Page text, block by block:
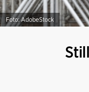
Foto: AdobeStock
Alt om stillas